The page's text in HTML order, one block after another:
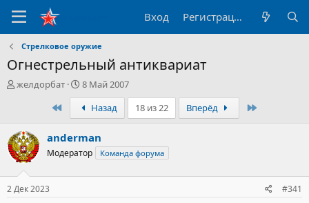
Вход Регистрация
Стрелковое оружие
Огнестрельный антиквариат
А
р
т
е
м
ы
желдорбат
Д
а
т
а
н
а
ч
8 Май 2007
ПервыйНазад 18 из 22 Вперёд
anderman
Модератор Команда форума
2 Дек 2023 #341